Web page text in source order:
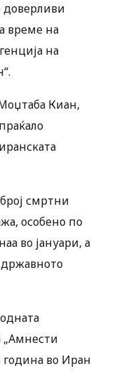
време на
на
Киан,
смртни
особено по
во јануари, а
„Амнести
година во Иран